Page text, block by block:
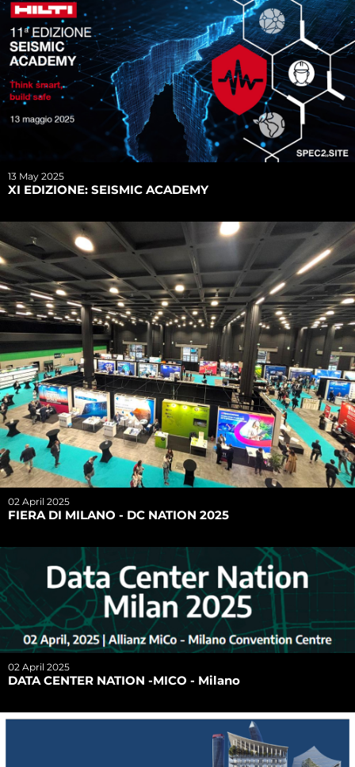
13 May 2025
XI EDIZIONE: SEISMIC ACADEMY
02 April 2025
FIERA DI MILANO - DC NATION 2025
02 April 2025
DATA CENTER NATION -MICO - Milano